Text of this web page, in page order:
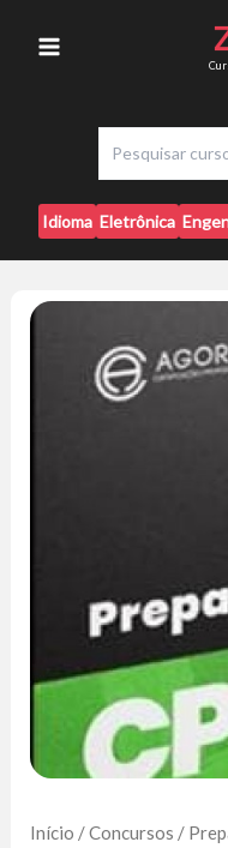
Menu
Idioma Eletrônica
Início /Concursos /